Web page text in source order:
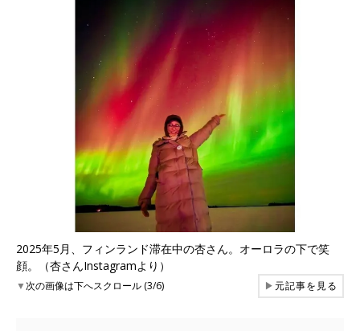
2025年5月、フィンランド滞在中の杏さん。オーロラの下で笑
顔。（杏さんInstagramより）
▼次の画像は下へスクロール (3/6) ▶元記事を見る